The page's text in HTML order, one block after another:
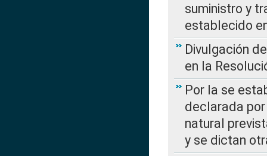
suministro y
establecido
Divulgación
en la
Por la se
declarada
natural
y se dictan